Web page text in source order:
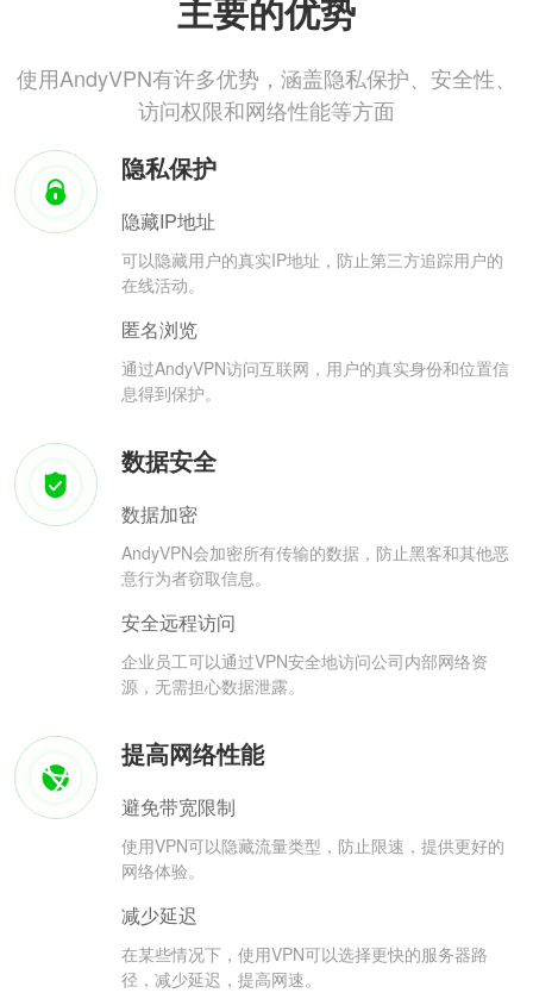
主要的优势
使用AndyVPN有许多优势，涵盖隐私保护、安全性、
访问权限和网络性能等方面
隐私保护
隐藏IP地址
可以隐藏用户的真实IP地址，防止第三方追踪用户的
在线活动。
匿名浏览
通过AndyVPN访问互联网，用户的真实身份和位置信
息得到保护。
数据安全
数据加密
AndyVPN会加密所有传输的数据，防止黑客和其他恶
意行为者窃取信息。
安全远程访问
企业员工可以通过VPN安全地访问公司内部网络资
源，无需担心数据泄露。
提高网络性能
避免带宽限制
使用VPN可以隐藏流量类型，防止限速，提供更好的
网络体验。
减少延迟
在某些情况下，使用VPN可以选择更快的服务器路
径，减少延迟，提高网速。